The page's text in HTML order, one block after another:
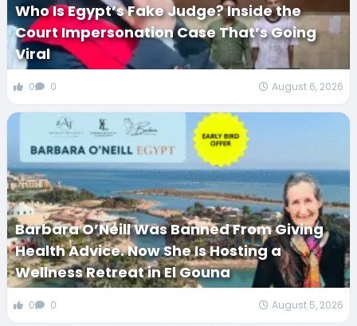
Who Is Egypt’s Fake Judge? Inside the
Court Impersonation Case That’s Going
Viral
0 0 August 6, 2026
Barbara O’Neill Was Banned From Giving
Health Advice. Now She Is Hosting a
Wellness Retreat in El Gouna
0 0 August 5, 2026